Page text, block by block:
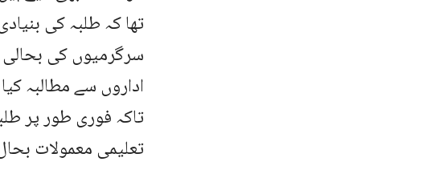
تھا کہ طلبہ کی
سرگرمیوں کی
اداروں سے مطالبہ
تاکہ فوری طور پر
تعلیمی معمولات